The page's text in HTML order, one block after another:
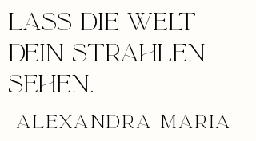
Lass die welt
dein strahlen
sehen.
ALEXANDRA MARIA